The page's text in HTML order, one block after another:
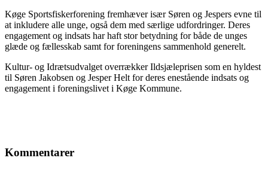
Køge Sportsfiskerforening fremhæver især Søren og Jespers evne til
at inkludere alle unge, også dem med særlige udfordringer. Deres
engagement og indsats har haft stor betydning for både de unges
glæde og fællesskab samt for foreningens sammenhold generelt.
Kultur- og Idrætsudvalget overrækker Ildsjæleprisen som en hyldest
til Søren Jakobsen og Jesper Helt for deres enestående indsats og
engagement i foreningslivet i Køge Kommune.
Kommentarer